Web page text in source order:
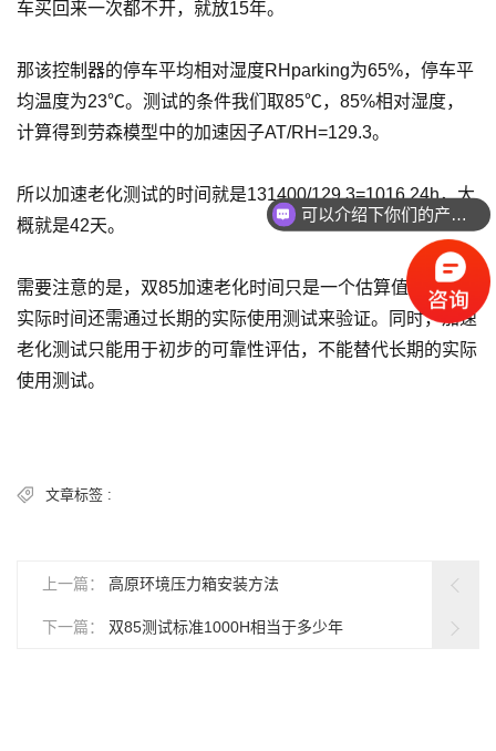
车买回来一次都不开，就放15年。
那该控制器的停车平均相对湿度RHparking为65%，停车平
均温度为23℃。测试的条件我们取85℃，85%相对湿度，
计算得到劳森模型中的加速因子AT/RH=129.3。
所以加速老化测试的时间就是131400/129.3=1016.24h，大
概就是42天。
需要注意的是，双85加速老化时间只是一个估算值，具体的
实际时间还需通过长期的实际使用测试来验证。同时，加速
老化测试只能用于初步的可靠性评估，不能替代长期的实际
使用测试。
文章标签 :
上一篇： 高原环境压力箱安装方法
下一篇： 双85测试标准1000H相当于多少年
可以介绍下你们的产品么